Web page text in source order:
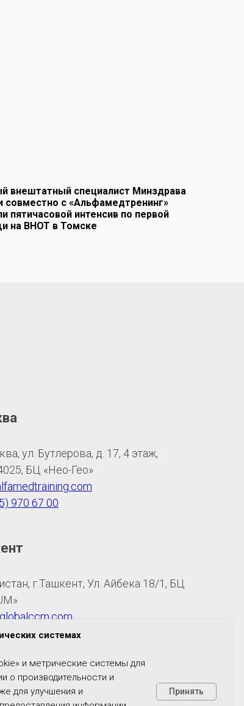
внештатный специалист Минздрава
совместно с «Альфамедтренинг»
пятичасовой интенсив по первой
на ВНОТ в Томске
системах
и метрические системы для
о производительности и
для улучшения и
Принять
ул. Бутлерова, д. 17, 4 этаж,
БЦ «Нео-Гео»
970 67 00
г.Ташкент, Ул. Айбека 18/1, БЦ
785 128